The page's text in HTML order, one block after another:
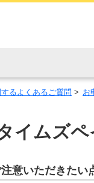
るよくあるご質問 > お
イムズ
意いただきたい